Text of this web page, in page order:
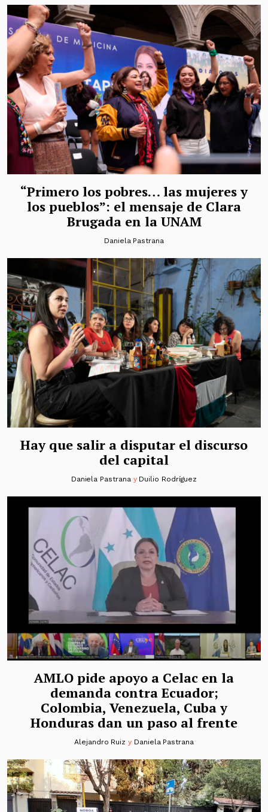
“Primero los pobres… las mujeres y
los pueblos”: el mensaje de Clara
Brugada en la UNAM
Daniela Pastrana
Hay que salir a disputar el discurso
del capital
Daniela Pastrana y Duilio Rodríguez
AMLO pide apoyo a Celac en la
demanda contra Ecuador;
Colombia, Venezuela, Cuba y
Honduras dan un paso al frente
Alejandro Ruiz y Daniela Pastrana